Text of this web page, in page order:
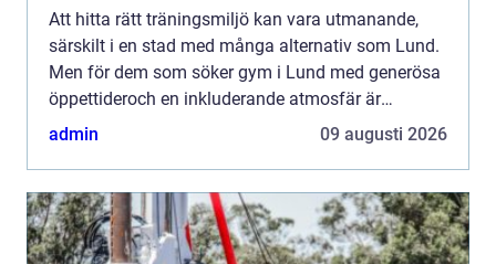
Att hitta rätt träningsmiljö kan vara utmanande,
särskilt i en stad med många alternativ som Lund.
Men för dem som söker gym i Lund med generösa
öppettideroch en inkluderande atmosfär är
Sundkra...
admin 09 augusti 2026